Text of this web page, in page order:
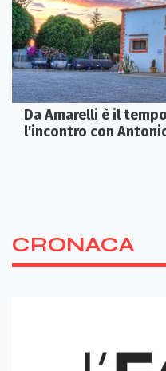
Da Amarelli è il
l'incontro con
CRONACA